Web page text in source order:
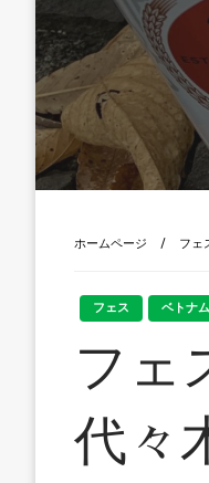
ホームページ フェ
フェス ベトナ
フェ
代々